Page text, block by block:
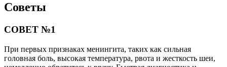
Советы
СОВЕТ №1
При первых признаках менингита, таких как сильная
головная боль, высокая температура, рвота и жесткость шеи,